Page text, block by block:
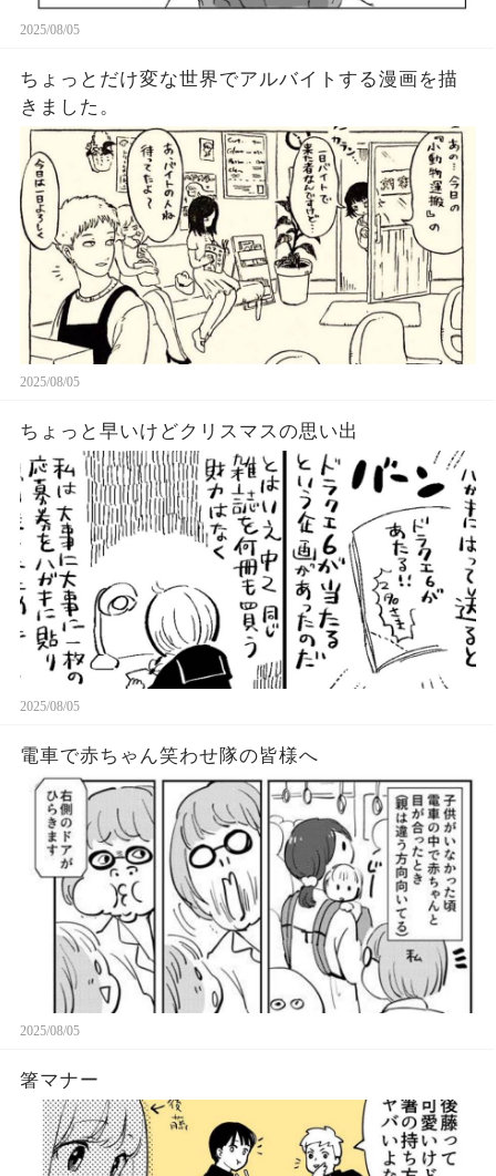
2025/08/05
ちょっとだけ変な世界でアルバイトする漫画を描
きました。
2025/08/05
ちょっと早いけどクリスマスの思い出
2025/08/05
電車で赤ちゃん笑わせ隊の皆様へ
2025/08/05
箸マナー